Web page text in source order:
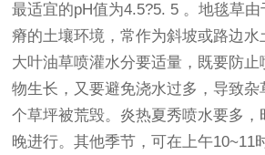
最适宜的pH值为4.5?5. 5 。地毯草
瘠的土壤环境，常作为斜坡或路边水
大叶油草喷灌水分要适量，既要防止
物生长，又要避免浇水过多，导致杂
个草坪被荒毁。炎热夏秀喷水要多，
晚进行。其他季节，可在上午10~11